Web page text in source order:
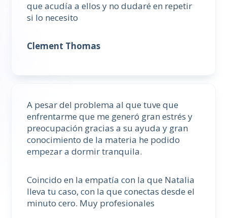
que acudía a ellos y no dudaré en repetir
si lo necesito
Clement Thomas
A pesar del problema al que tuve que
enfrentarme que me generó gran estrés y
preocupación gracias a su ayuda y gran
conocimiento de la materia he podido
empezar a dormir tranquila.
Coincido en la empatía con la que Natalia
lleva tu caso, con la que conectas desde el
minuto cero. Muy profesionales